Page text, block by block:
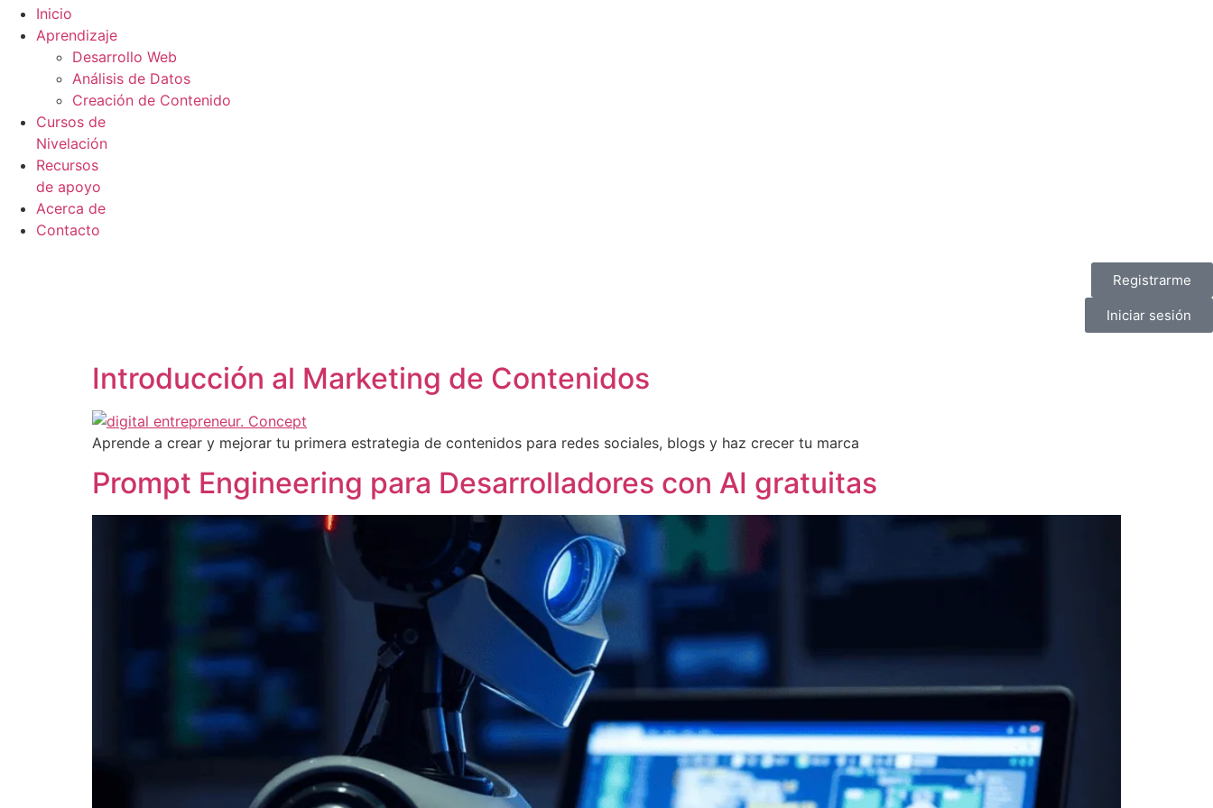
Inicio
Aprendizaje
Desarrollo Web
Análisis de Datos
Creación de Contenido
Cursos de
Nivelación
Recursos
de apoyo
Acerca de
Contacto
Registrarme
Iniciar sesión
Introducción al Marketing de Contenidos
Aprende a crear y mejorar tu primera estrategia de contenidos para redes sociales, blogs y haz crecer tu marca
Prompt Engineering para Desarrolladores con AI gratuitas